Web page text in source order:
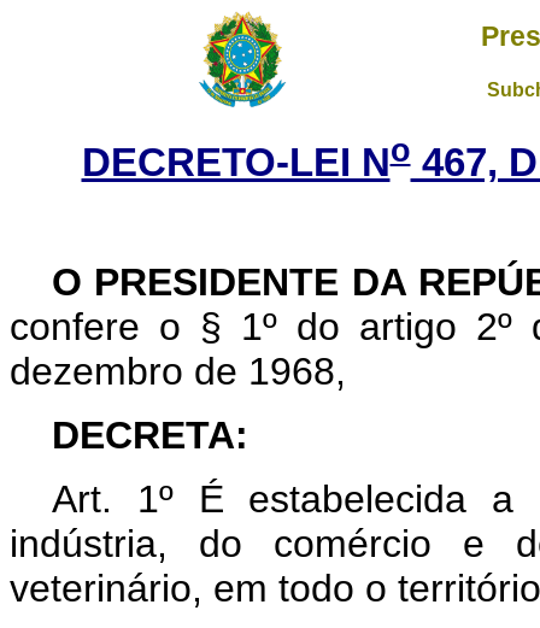
DECRETO-LEI No467,
O PRESIDENTE DA
confere o § 1º do artigo 2º
dezembro de 1968,
DECRETA:
Art. 1º É estabelecida a
indústria, do comércio e
veterinário, em todo o